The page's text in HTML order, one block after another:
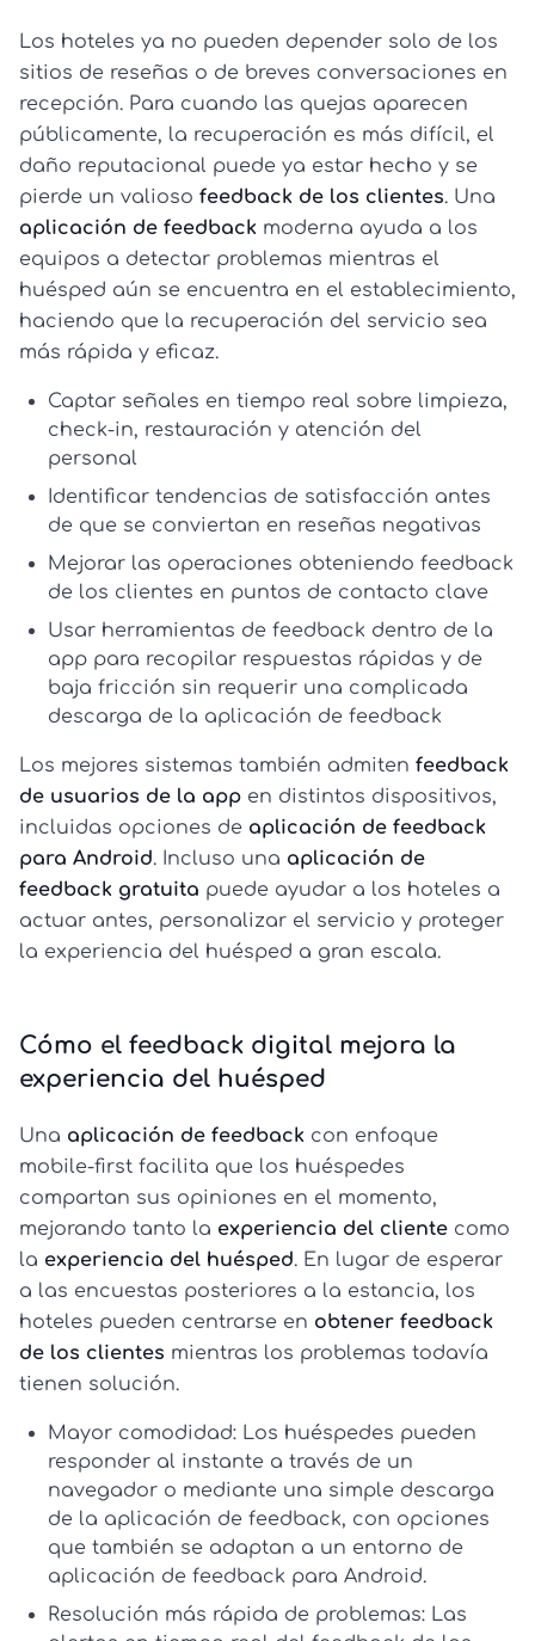
Los hoteles ya no pueden depender solo de los
sitios de reseñas o de breves conversaciones en
recepción. Para cuando las quejas aparecen
públicamente, la recuperación es más difícil, el
daño reputacional puede ya estar hecho y se
pierde un valioso feedback de los clientes. Una
aplicación de feedback moderna ayuda a los
equipos a detectar problemas mientras el
huésped aún se encuentra en el establecimiento,
haciendo que la recuperación del servicio sea
más rápida y eficaz.
Captar señales en tiempo real sobre limpieza,
check-in, restauración y atención del
personal
Identificar tendencias de satisfacción antes
de que se conviertan en reseñas negativas
Mejorar las operaciones obteniendo feedback
de los clientes en puntos de contacto clave
Usar herramientas de feedback dentro de la
app para recopilar respuestas rápidas y de
baja fricción sin requerir una complicada
descarga de la aplicación de feedback
Los mejores sistemas también admiten feedback
de usuarios de la app en distintos dispositivos,
incluidas opciones de aplicación de feedback
para Android. Incluso una aplicación de
feedback gratuita puede ayudar a los hoteles a
actuar antes, personalizar el servicio y proteger
la experiencia del huésped a gran escala.
Cómo el feedback digital mejora la
experiencia del huésped
Una aplicación de feedback con enfoque
mobile-first facilita que los huéspedes
compartan sus opiniones en el momento,
mejorando tanto la experiencia del cliente como
la experiencia del huésped. En lugar de esperar
a las encuestas posteriores a la estancia, los
hoteles pueden centrarse en obtener feedback
de los clientes mientras los problemas todavía
tienen solución.
Mayor comodidad: Los huéspedes pueden
responder al instante a través de un
navegador o mediante una simple descarga
de la aplicación de feedback, con opciones
que también se adaptan a un entorno de
aplicación de feedback para Android.
Resolución más rápida de problemas: Las